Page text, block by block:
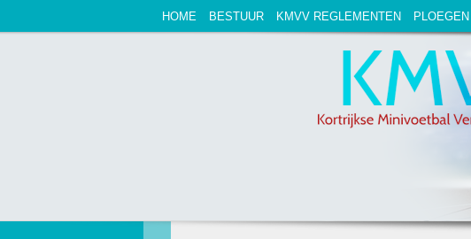
HOME BESTUUR KMVV REGLEMENTEN PLOEGEN